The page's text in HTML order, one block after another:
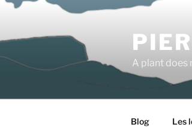
Aller
contenu
A plant does
Blog Les